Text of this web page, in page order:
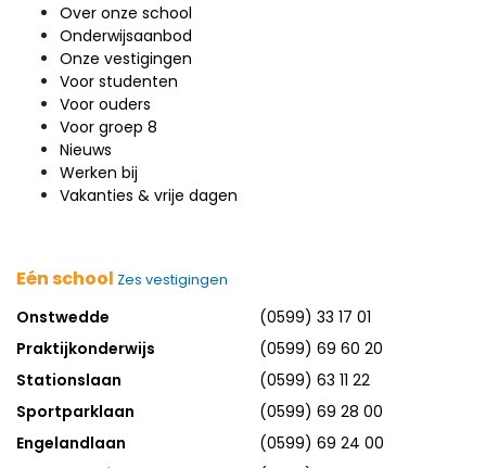
Over onze school
Onderwijsaanbod
Onze vestigingen
Voor studenten
Voor ouders
Voor groep 8
Nieuws
Werken bij
Vakanties & vrije dagen
Eén school Zes vestigingen
Onstwedde
(0599) 33 17 01
Praktijkonderwijs
(0599) 69 60 20
Stationslaan
(0599) 63 11 22
Sportparklaan
(0599) 69 28 00
Engelandlaan
(0599) 69 24 00